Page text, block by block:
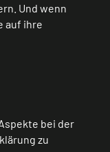
Und wenn
auf ihre
bei der
zu